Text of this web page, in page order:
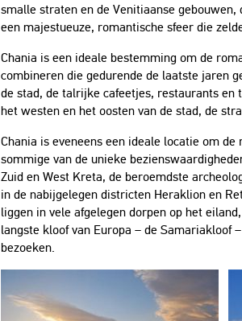
smalle straten en de Venitiaanse
een majestueuze, romantische sfeer die
Chania is een ideale bestemming om de
combineren die gedurende de laatste jaren
de stad, de talrijke cafeetjes, restaurants en
het westen en het oosten van de stad, de
Chania is eveneens een ideale locatie om
sommige van de unieke
Zuid en West Kreta, de beroemdste
in de nabijgelegen districten Heraklion en
liggen in vele afgelegen dorpen op het
langste kloof van Europa – de Samariakloof
bezoeken.